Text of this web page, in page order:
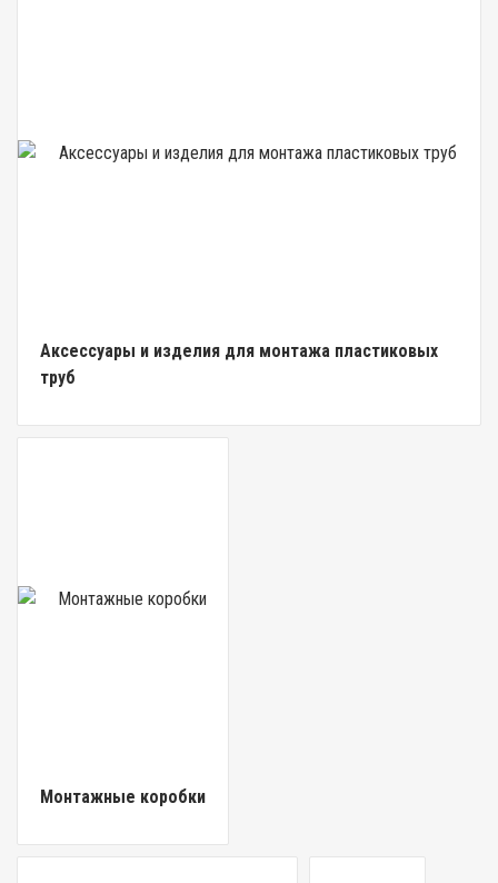
Аксессуары и изделия для монтажа пластиковых
труб
Монтажные коробки